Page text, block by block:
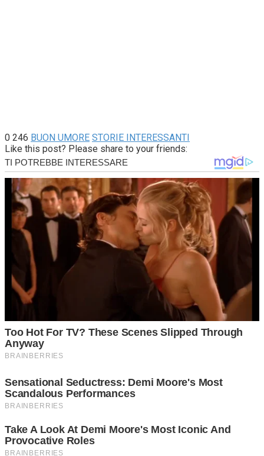
0 246 BUON UMORE STORIE INTERESSANTI
Like this post? Please share to your friends: